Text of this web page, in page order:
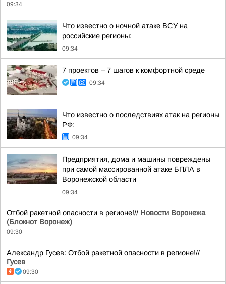
09:34
Что известно о ночной атаке ВСУ на
российские регионы:
09:34
7 проектов – 7 шагов к комфортной среде
09:34
Что известно о последствиях атак на регионы
РФ:
09:34
Предприятия, дома и машины повреждены
при самой массированной атаке БПЛА в
Воронежской области
09:34
Отбой ракетной опасности в регионе!// Новости Воронежа
(Блокнот Воронеж)
09:30
Александр Гусев: Отбой ракетной опасности в регионе!//
Гусев
09:30